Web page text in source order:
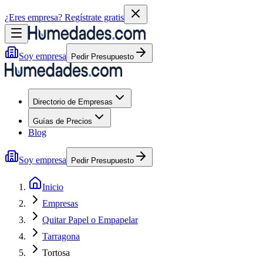
¿Eres empresa? Regístrate gratis
Soy empresa Pedir Presupuesto
Directorio de Empresas
Guías de Precios
Blog
Soy empresa Pedir Presupuesto
Inicio
Empresas
Quitar Papel o Empapelar
Tarragona
Tortosa